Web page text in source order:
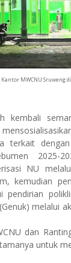
Kantor MWCNU Sruweng
kembali
terkait dengan
2025-
NU
kemudian
pendirian
melalui
dan
untuk